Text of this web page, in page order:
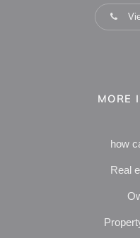
MORE
how
Real